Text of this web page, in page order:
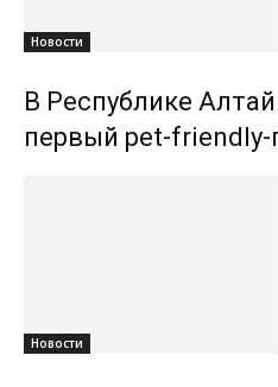
Новости
В Республике
первый pet-friendly-
Новости